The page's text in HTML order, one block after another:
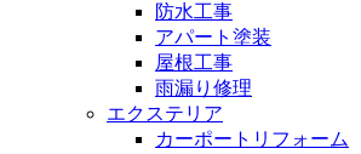
防水工事
アパート塗装
屋根工事
雨漏り修理
エクステリア
カーポートリフォーム